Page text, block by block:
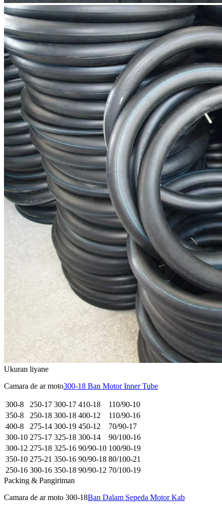
Ukuran liyane
Camara de ar moto300-18 Ban Motor Inner Tube
300-8 250-17 300-17 410-18
110/90-10
350-8
250-18 300-18 400-12
110/90-16
400-8
275-14 300-19 450-12
70/90-17
300-10 275-17 325-18 300-14
90/100-16
300-12 275-18 325-16 90/90-10 100/90-19
350-10 275-21 350-16 90/90-18 80/100-21
250-16 300-16 350-18 90/90-12 70/100-19
Packing & Pangiriman
Camara de ar moto 300-18Ban Dalam Sepeda Motor Kab